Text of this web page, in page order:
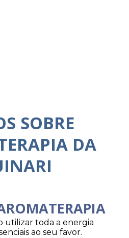
SOBRE
DA
utilizar toda a energia
ao seu favor.